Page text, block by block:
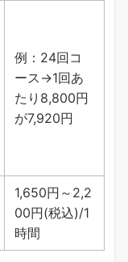
例：24回コ
ース→1回あ
たり8,800円
が7,920円
1,650円～2,2
00円(税込)/1
時間